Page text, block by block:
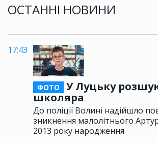
ОСТАННІ НОВИНИ
17:43
ФОТО
У Луцьку
школяра
До поліції Волині надійшло
зникнення малолітнього
2013 року народження